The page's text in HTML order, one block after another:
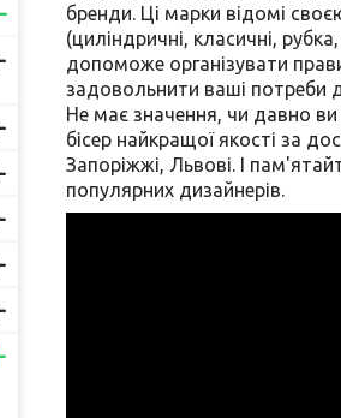
бренди. Ці марки відомі
(циліндричні, класичні,
допоможе організувати
задовольнити ваші потреби
Не має значення, чи давно ви
бісер найкращої якості за
Запоріжжі, Львові. І
популярних дизайнерів.